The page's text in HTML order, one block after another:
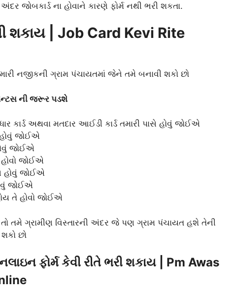
જોબકાર્ડ ના હોવાને કારણે ફોર્મ નથી ભરી શકતા.
શકાય | Job Card Kevi Rite
નજીકની ગ્રામ પંચાયતમાં જેને તમે બનાવી શકો છો
ની જરૂર પડશે
કાર્ડ અથવા મતદાર આઈડી કાર્ડ તમારી પાસે હોવું જોઈએ
હોવું જોઈએ
જોઈએ
હોવો જોઈએ
હોવું જોઈએ
જોઈએ
તે હોવો જોઈએ
તમે ગ્રામીણ વિસ્તારની અંદર જે પણ ગ્રામ પંચાયત હશે તેની
છો
ફોર્મ કેવી રીતે ભરી શકાય | Pm Awas